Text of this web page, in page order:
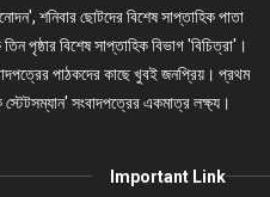
শনিবার ছোটদের বিশেষ সাপ্তাহিক পাতা
পৃষ্ঠার বিশেষ সাপ্তাহিক বিভাগ 'বিচিত্রা'।
পাঠকদের কাছে খুবই জনপ্রিয়। প্রথম
সংবাদপত্রের একমাত্র লক্ষ্য।
Important Link